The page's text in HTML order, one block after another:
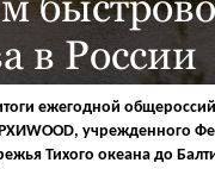
в России
ежегодной
учрежденного
Тихого океана до